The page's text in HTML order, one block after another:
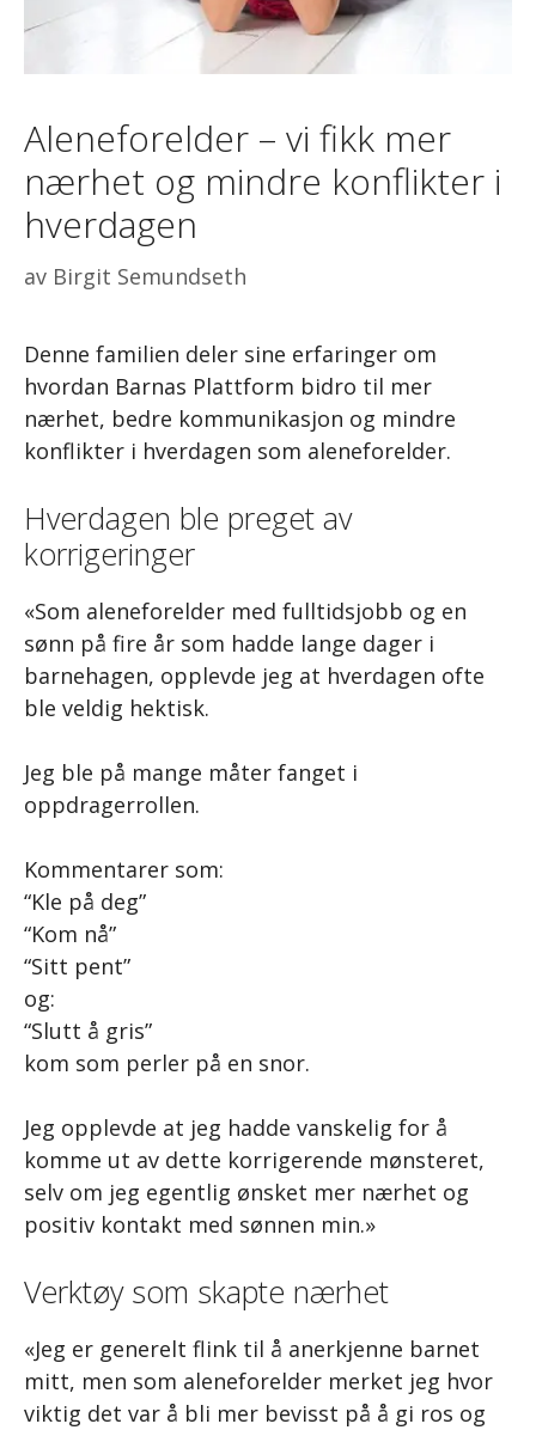
Aleneforelder – vi fikk mer
nærhet og mindre konflikter i
hverdagen
av Birgit Semundseth
Denne familien deler sine erfaringer om
hvordan Barnas Plattform bidro til mer
nærhet, bedre kommunikasjon og mindre
konflikter i hverdagen som aleneforelder.
Hverdagen ble preget av
korrigeringer
«Som aleneforelder med fulltidsjobb og en
sønn på fire år som hadde lange dager i
barnehagen, opplevde jeg at hverdagen ofte
ble veldig hektisk.
Jeg ble på mange måter fanget i
oppdragerrollen.
Kommentarer som:
“Kle på deg”
“Kom nå”
“Sitt pent”
og:
“Slutt å gris”
kom som perler på en snor.
Jeg opplevde at jeg hadde vanskelig for å
komme ut av dette korrigerende mønsteret,
selv om jeg egentlig ønsket mer nærhet og
positiv kontakt med sønnen min.»
Verktøy som skapte nærhet
«Jeg er generelt flink til å anerkjenne barnet
mitt, men som aleneforelder merket jeg hvor
viktig det var å bli mer bevisst på å gi ros og